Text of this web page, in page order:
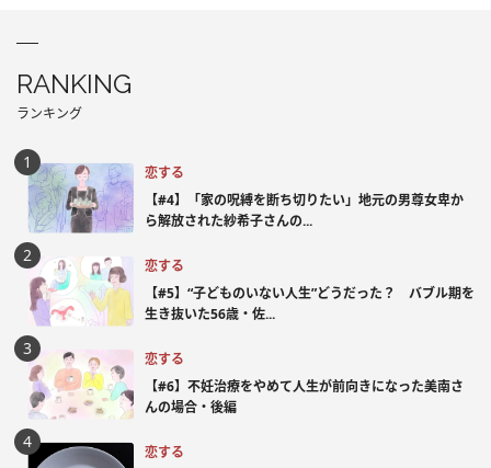
RANKING
ランキング
恋する
【#4】「家の呪縛を断ち切りたい」地元の男尊女卑か
ら解放された紗希子さんの...
恋する
【#5】“子どものいない人生”どうだった？ バブル期を
生き抜いた56歳・佐...
恋する
【#6】不妊治療をやめて人生が前向きになった美南さ
んの場合・後編
恋する